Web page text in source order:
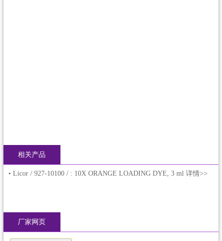
相关产品
• Licor / 927-10100 / : 10X ORANGE LOADING DYE, 3 ml 详情>>
厂家网页